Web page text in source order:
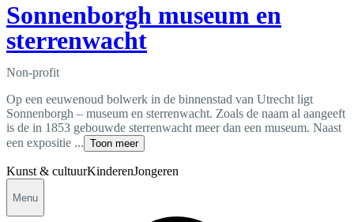
Sonnenborgh museum en
sterrenwacht
Non-profit
Op een eeuwenoud bolwerk in de binnenstad van Utrecht ligt
Sonnenborgh – museum en sterrenwacht. Zoals de naam al aangeeft
is de in 1853 gebouwde sterrenwacht meer dan een museum. Naast
een expositie ... Toon meer
Kunst & cultuurKinderenJongeren
Menu